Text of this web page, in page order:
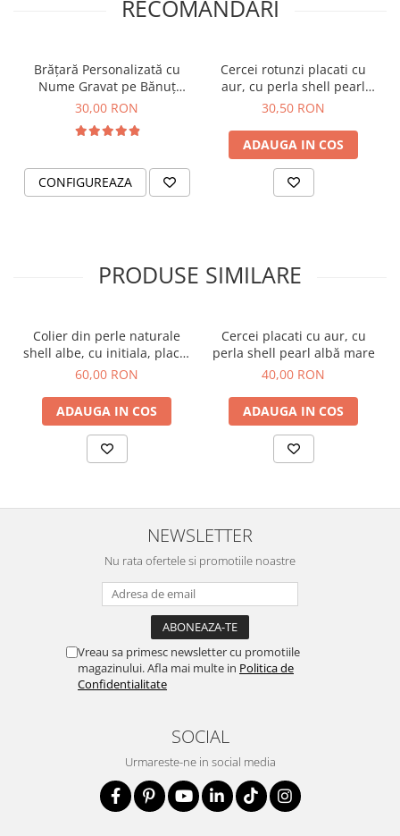
de la ținute casual la cele elegante. Este ideal
pentru a fi purtat individual sau combinat în stil
mix and match cu celelalte lanțisoare
disponibile în magazinul nostru, cum ar fi
lănțișorul cu inițială personalizată, cel cu
simbolul zânei fermecate sau cu pandantiv
inimioară delicată.
RECOMANDARI
Brățară Personalizată cu
Nume Gravat pe Bănuț
Placat cu Aur
30,00 RON
CONFIGUREAZA
Cercei rotunzi placati cu
aur, cu perla shell pearl
albă
30,50 RON
ADAUGA IN COS
PRODUSE SIMILARE
Colier din perle naturale
shell albe, cu initiala, placat
cu aur, la baza gatului
60,00 RON
ADAUGA IN COS
Cercei placati cu aur, cu
perla shell pearl albă mare
40,00 RON
ADAUGA IN COS
NEWSLETTER
Nu rata ofertele si promotiile noastre
Vreau sa primesc newsletter cu promotiile
magazinului. Afla mai multe in Politica de
Confidentialitate
SOCIAL
Urmareste-ne in social media